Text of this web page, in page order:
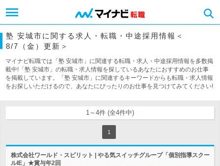
塾 安城市に関する求人・転職・中途採用情報＜
8/7（金）更新＞
マイナビ転職では「塾 安城市」に関連する転職・求人・中途採用情報を多数掲
載中!「塾 安城市」の転職・求人情報を探しているあなたにおすすめのお仕事
を掲載しています。「塾 安城市」に関連するキーワードからも転職・求人情報
をお探しいただけるので、あなたにぴったりのお仕事を見つけてみてください!
1～4件 (全4件中)
1
株式会社ワールド・スピリット | やる気スイッチグループ「個別指導スクー
ルIE」★賞与年2回